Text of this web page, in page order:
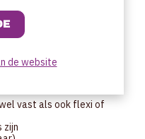
vast als ook flexi of
zijn
de website